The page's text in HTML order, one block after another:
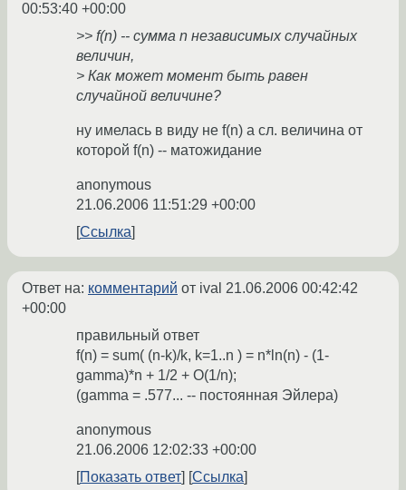
00:53:40 +00:00
>> f(n) -- сумма n независимых случайных
величин,
> Как может момент быть равен
случайной величине?
ну имелась в виду не f(n) а сл. величина от
которой f(n) -- матожидание
anonymous
21.06.2006 11:51:29 +00:00
Ссылка
Ответ на: комментарий от ival 21.06.2006 00:42:42
+00:00
правильный ответ
f(n) = sum( (n-k)/k, k=1..n ) = n*ln(n) - (1-
gamma)*n + 1/2 + O(1/n);
(gamma = .577... -- постоянная Эйлера)
anonymous
21.06.2006 12:02:33 +00:00
Показать ответ
Ссылка